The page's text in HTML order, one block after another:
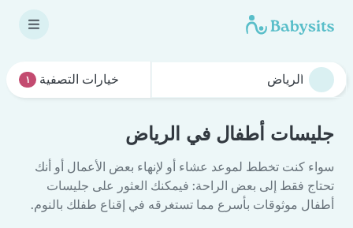
خيارات التصفية ١
جليسات أطفال في الرياض
سواء كنت تخطط لموعد عشاء أو لإنهاء بعض الأعمال أو أنك
تحتاج فقط إلى بعض الراحة: فيمكنك العثور على جليسات
أطفال موثوقات بأسرع مما تستغرقه في إقناع طفلك بالنوم.